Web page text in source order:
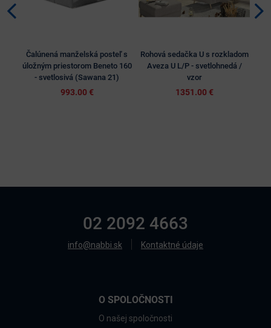
Čalúnená manželská posteľ s
úložným priestorom Beneto 160
- svetlosivá (Sawana 21)
993.00 €
Rohová sedačka U s rozkladom
Aveza U L/P - svetlohnedá /
vzor
1351.00 €
02 2092 4663
info@nabbi.sk Kontaktné údaje
O SPOLOČNOSTI
O našej spoločnosti